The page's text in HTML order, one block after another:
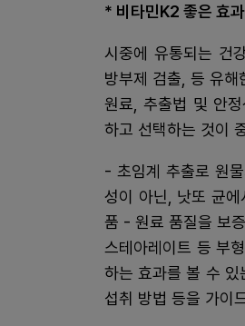
* 비타민K2 좋은 효
시중에 유통되는 건
방부제 검출, 등 유
원료, 추출법 및 안
하고 선택하는 것이
- 초임계 추출로 원
성이 아닌, 낫또 균
품 - 원료 품질을 보
스테아레이트 등 부
하는 효과를 볼 수
섭취 방법 등을 가이